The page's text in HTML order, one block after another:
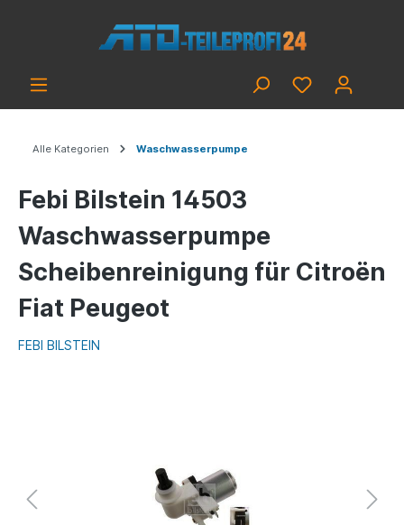
Alle Kategorien Waschwasserpumpe
Febi Bilstein 14503
Waschwasserpumpe
Scheibenreinigung für Citroën
Fiat Peugeot
FEBI BILSTEIN